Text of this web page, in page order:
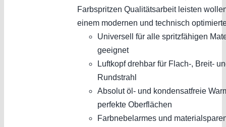
Farbspritzen Qualitätsarbeit leisten
einem modernen und technisch
Universell für alle spritzfähigen
geeignet
Luftkopf drehbar für Flach-, Breit-
Rundstrahl
Absolut öl- und kondensatfreie
perfekte Oberflächen
Farbnebelarmes und